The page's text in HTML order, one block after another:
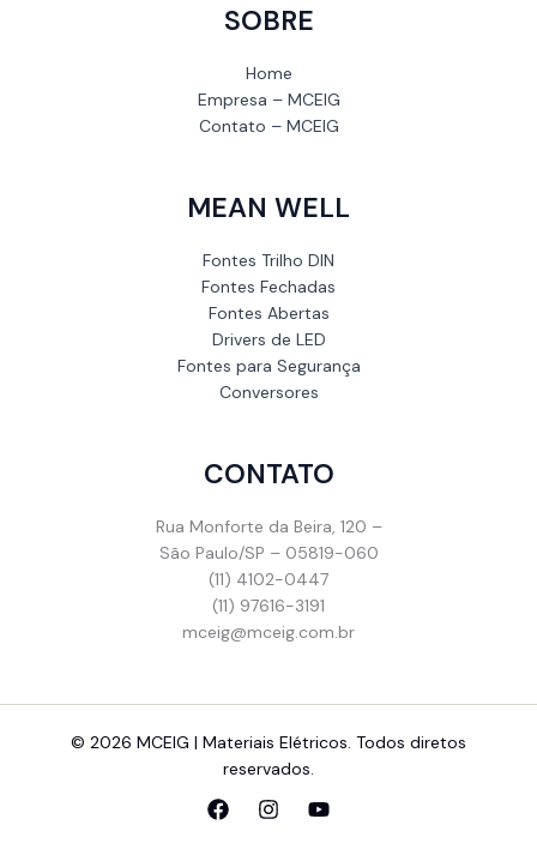
SOBRE
Home
Empresa – MCEIG
Contato – MCEIG
MEAN WELL
Fontes Trilho DIN
Fontes Fechadas
Fontes Abertas
Drivers de LED
Fontes para Segurança
Conversores
CONTATO
Rua Monforte da Beira, 120 –
São Paulo/SP – 05819-060
(11) 4102-0447
(11) 97616-3191
mceig@mceig.com.br
© 2026 MCEIG | Materiais Elétricos. Todos diretos
reservados.